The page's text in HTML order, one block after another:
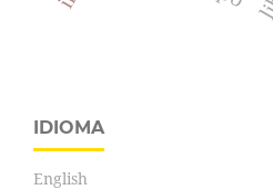
IDIOMA
English